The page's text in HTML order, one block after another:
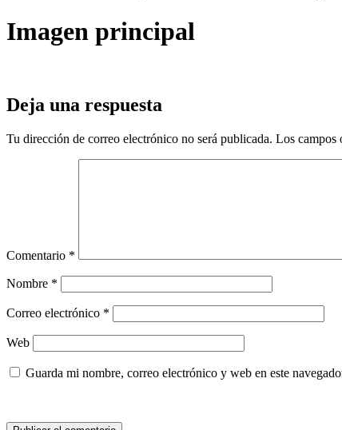
Imagen principal
Deja una respuesta
Tu dirección de correo electrónico no será publicada. Los campos
Comentario *
Nombre *
Correo electrónico *
Web
Guarda mi nombre, correo electrónico y web en este